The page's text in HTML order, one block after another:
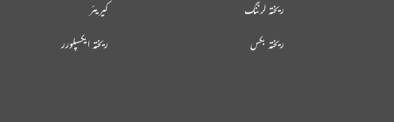
کیریئر
ریختہ ایکسپلورر
ریختہ لرننگ
ریختہ بکس